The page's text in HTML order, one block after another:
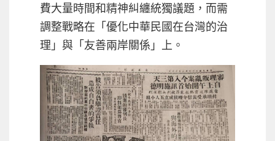
費大量時間和精神糾纏統獨議題，而需
調整戰略在「優化中華民國在台灣的治
理」與「友善兩岸關係」上。